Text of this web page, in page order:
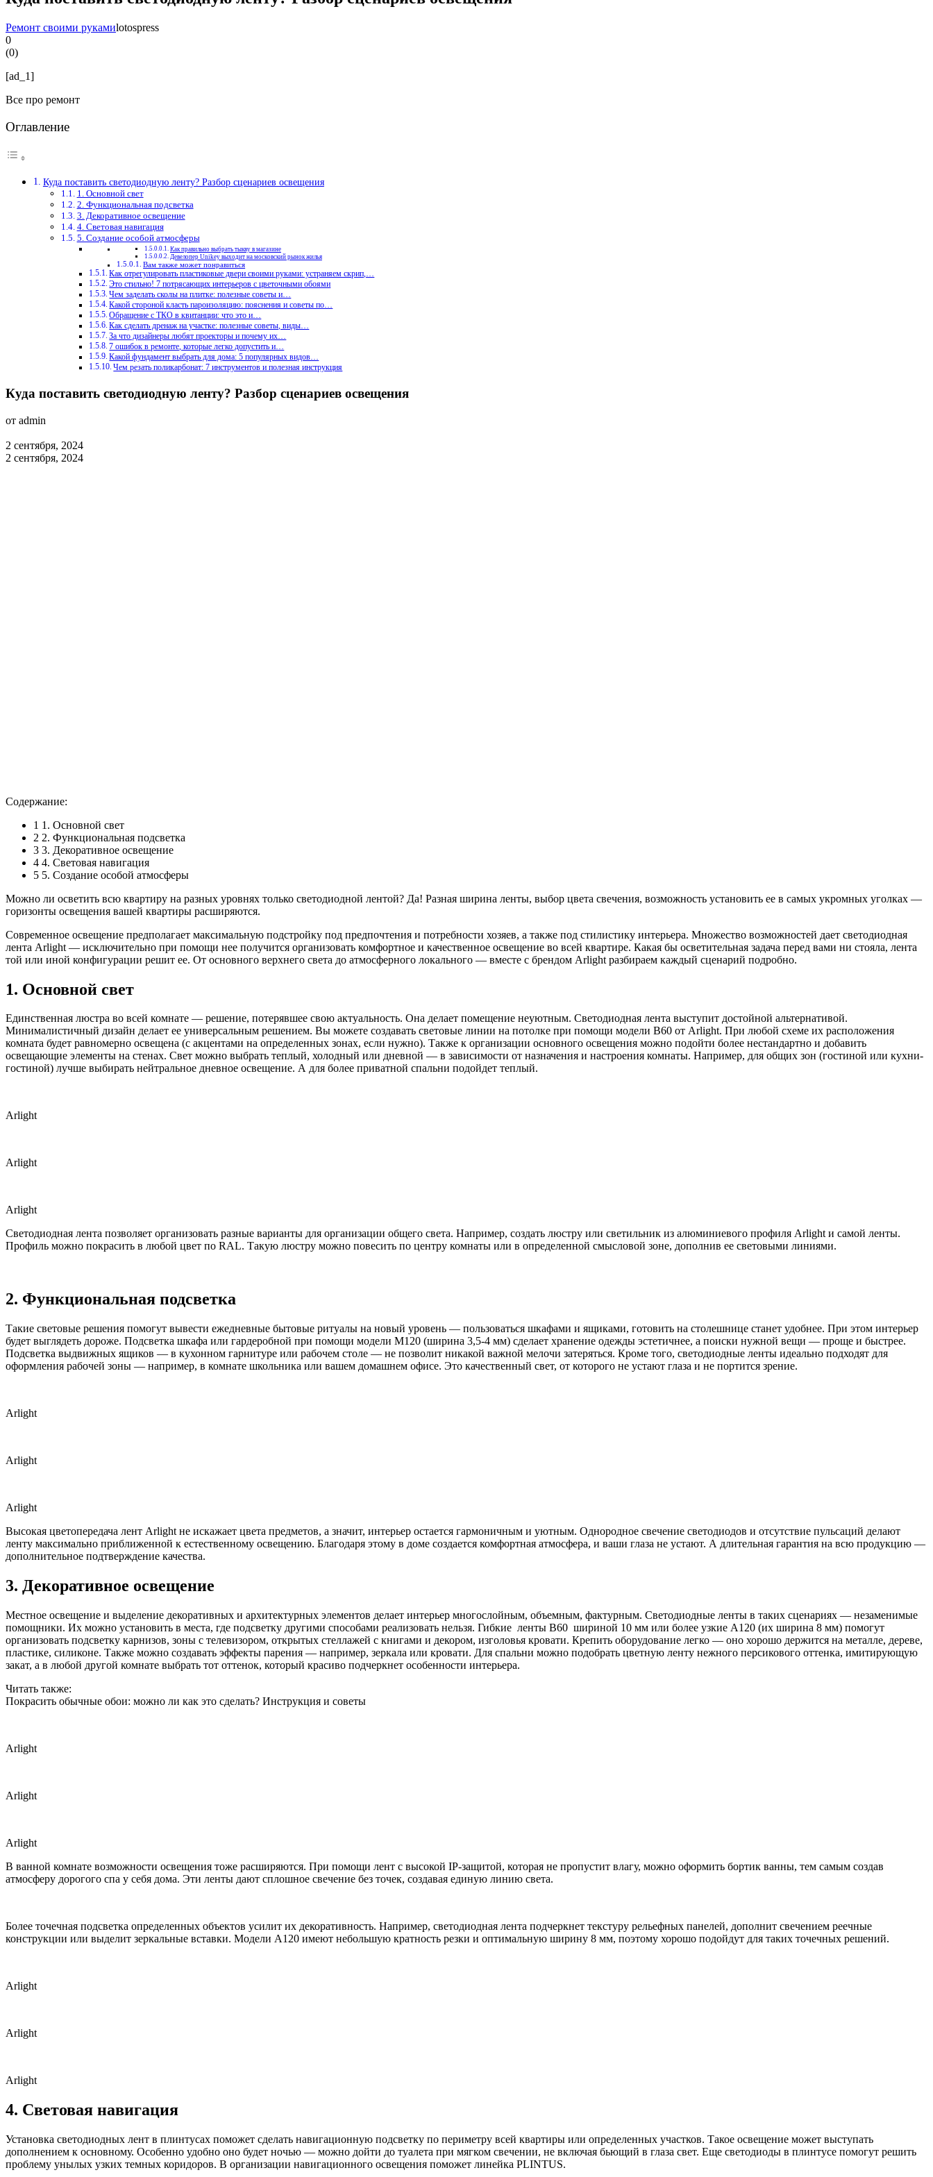
Ремонт своими рукамиlotospress
0
(0)
[ad_1]
Все про ремонт
Оглавление
Куда поставить светодиодную ленту? Разбор сценариев освещения
1. Основной свет
2. Функциональная подсветка
3. Декоративное освещение
4. Световая навигация
5. Создание особой атмосферы
Как правильно выбрать тыкву в магазине
Девелопер Unikey выходит на московский рынок жилья
Вам также может понравиться
Как отрегулировать пластиковые двери своими руками: устраняем скрип,…
Это стильно! 7 потрясающих интерьеров с цветочными обоями
Чем заделать сколы на плитке: полезные советы и…
Какой стороной класть пароизоляцию: пояснения и советы по…
Обращение с ТКО в квитанции: что это и…
Как сделать дренаж на участке: полезные советы, виды…
За что дизайнеры любят проекторы и почему их…
7 ошибок в ремонте, которые легко допустить и…
Какой фундамент выбрать для дома: 5 популярных видов…
Чем резать поликарбонат: 7 инструментов и полезная инструкция
Куда поставить светодиодную ленту? Разбор сценариев освещения
от admin
2 сентября, 2024
2 сентября, 2024
Содержание:
1 1. Основной свет
2 2. Функциональная подсветка
3 3. Декоративное освещение
4 4. Световая навигация
5 5. Создание особой атмосферы
Можно ли осветить всю квартиру на разных уровнях только светодиодной лентой? Да! Разная ширина ленты, выбор цвета свечения, возможность установить ее в самых укромных уголках —
горизонты освещения вашей квартиры расширяются.
Современное освещение предполагает максимальную подстройку под предпочтения и потребности хозяев, а также под стилистику интерьера. Множество возможностей дает светодиодная
лента Arlight — исключительно при помощи нее получится организовать комфортное и качественное освещение во всей квартире. Какая бы осветительная задача перед вами ни стояла, лента
той или иной конфигурации решит ее. От основного верхнего света до атмосферного локального — вместе с брендом Arlight разбираем каждый сценарий подробно.
1. Основной свет
Единственная люстра во всей комнате — решение, потерявшее свою актуальность. Она делает помещение неуютным. Светодиодная лента выступит достойной альтернативой.
Минималистичный дизайн делает ее универсальным решением. Вы можете создавать световые линии на потолке при помощи модели B60 от Arlight. При любой схеме их расположения
комната будет равномерно освещена (с акцентами на определенных зонах, если нужно). Также к организации основного освещения можно подойти более нестандартно и добавить
освещающие элементы на стенах. Свет можно выбрать теплый, холодный или дневной — в зависимости от назначения и настроения комнаты. Например, для общих зон (гостиной или кухни-
гостиной) лучше выбирать нейтральное дневное освещение. А для более приватной спальни подойдет теплый.
Arlight
Arlight
Arlight
Светодиодная лента позволяет организовать разные варианты для организации общего света. Например, создать люстру или светильник из алюминиевого профиля Arlight и самой ленты.
Профиль можно покрасить в любой цвет по RAL. Такую люстру можно повесить по центру комнаты или в определенной смысловой зоне, дополнив ее световыми линиями.
2. Функциональная подсветка
Такие световые решения помогут вывести ежедневные бытовые ритуалы на новый уровень — пользоваться шкафами и ящиками, готовить на столешнице станет удобнее. При этом интерьер
будет выглядеть дороже. Подсветка шкафа или гардеробной при помощи модели М120 (ширина 3,5-4 мм) сделает хранение одежды эстетичнее, а поиски нужной вещи — проще и быстрее.
Подсветка выдвижных ящиков — в кухонном гарнитуре или рабочем столе — не позволит никакой важной мелочи затеряться. Кроме того, светодиодные ленты идеально подходят для
оформления рабочей зоны — например, в комнате школьника или вашем домашнем офисе. Это качественный свет, от которого не устают глаза и не портится зрение.
Arlight
Arlight
Arlight
Высокая цветопередача лент Arlight не искажает цвета предметов, а значит, интерьер остается гармоничным и уютным. Однородное свечение светодиодов и отсутствие пульсаций делают
ленту максимально приближенной к естественному освещению. Благодаря этому в доме создается комфортная атмосфера, и ваши глаза не устают. А длительная гарантия на всю продукцию —
дополнительное подтверждение качества.
3. Декоративное освещение
Местное освещение и выделение декоративных и архитектурных элементов делает интерьер многослойным, объемным, фактурным. Светодиодные ленты в таких сценариях — незаменимые
помощники. Их можно установить в места, где подсветку другими способами реализовать нельзя. Гибкие ленты B60 шириной 10 мм или более узкие A120 (их ширина 8 мм) помогут
организовать подсветку карнизов, зоны с телевизором, открытых стеллажей с книгами и декором, изголовья кровати. Крепить оборудование легко — оно хорошо держится на металле, дереве,
пластике, силиконе. Также можно создавать эффекты парения — например, зеркала или кровати. Для спальни можно подобрать цветную ленту нежного персикового оттенка, имитирующую
закат, а в любой другой комнате выбрать тот оттенок, который красиво подчеркнет особенности интерьера.
Читать также:
Покрасить обычные обои: можно ли как это сделать? Инструкция и советы
Arlight
Arlight
Arlight
В ванной комнате возможности освещения тоже расширяются. При помощи лент с высокой IP-защитой, которая не пропустит влагу, можно оформить бортик ванны, тем самым создав
атмосферу дорогого спа у себя дома. Эти ленты дают сплошное свечение без точек, создавая единую линию света.
Более точечная подсветка определенных объектов усилит их декоративность. Например, светодиодная лента подчеркнет текстуру рельефных панелей, дополнит свечением реечные
конструкции или выделит зеркальные вставки. Модели А120 имеют небольшую кратность резки и оптимальную ширину 8 мм, поэтому хорошо подойдут для таких точечных решений.
Arlight
Arlight
Arlight
4. Световая навигация
Установка светодиодных лент в плинтусах поможет сделать навигационную подсветку по периметру всей квартиры или определенных участков. Такое освещение может выступать
дополнением к основному. Особенно удобно оно будет ночью — можно дойти до туалета при мягком свечении, не включая бьющий в глаза свет. Еще светодиоды в плинтусе помогут решить
проблему унылых узких темных коридоров. В организации навигационного освещения поможет линейка PLINTUS.